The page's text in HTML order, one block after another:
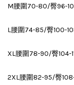
M腰圍70-80/臀96-
L腰圍74-85/臀100-
XL腰圍78-90/臀104-
2XL腰圍82-95/臀